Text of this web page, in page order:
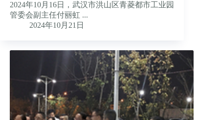
2024年10月16日，武汉市洪山区青菱都市工业园
管委会副主任付丽虹 ...
2024年10月21日